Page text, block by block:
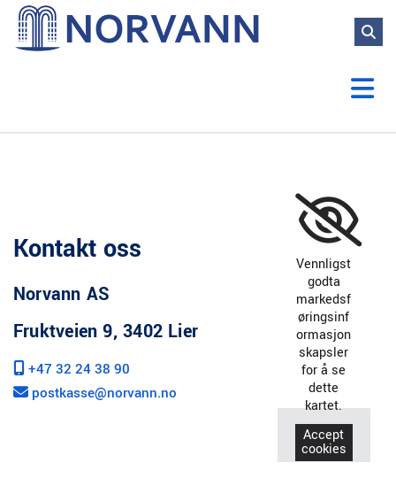
Kontakt oss
Norvann AS
Fruktveien 9, 3402 Lier
+47 32 24 38 90
 postkasse@norvann.no
Vennligst
godta
markedsf
øringsinf
ormasjon
skapsler
for å se
dette
kartet.
Accept
cookies